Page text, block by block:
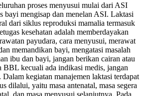
proses menyusui mulai dari ASI
bayi mengisap dan menelan ASI. Laktasi
dari siklus reproduksi mamalia termasuk
kesehatan adalah memberdayakan
payudara, cara menyusui, merawat
memandikan bayi, mengatasi masalah
ibu dan bayi, jangan berikan cairan atau
BBL kecuali ada indikasi medis, jangan
kegiatan manajemen laktasi terdapat
dilalui, yaitu masa antenatal, masa segera
dan masa menyusui selanjutnya. Pada